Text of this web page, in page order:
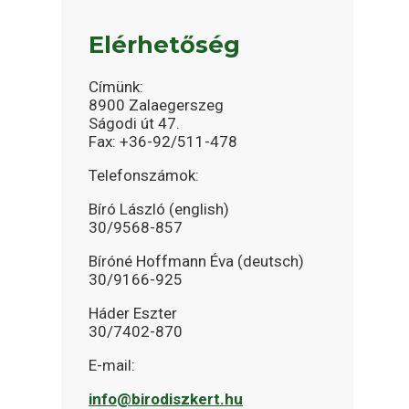
Elérhetőség
Címünk:
8900 Zalaegerszeg
Ságodi út 47.
Fax: +36-92/511-478
Telefonszámok:
Bíró László (english)
30/9568-857
Bíróné Hoffmann Éva (deutsch)
30/9166-925
Háder Eszter
30/7402-870
E-mail:
info@birodiszkert.hu